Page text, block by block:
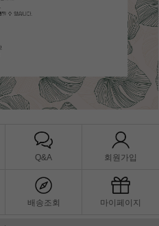
Q&A 회원가입
배송조회 마이페이지